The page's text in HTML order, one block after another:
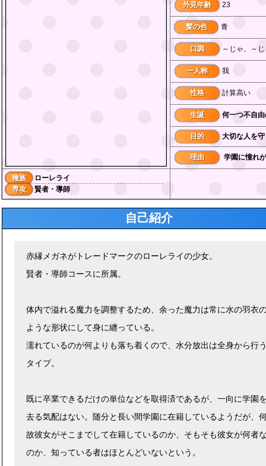
外見年齢 23
髪の色 青
口調 ～じゃ、～
一人称 我
性格 計算高い
生誕 何一つ不自
目的 大切な人を
理由 学園に憧れ
種族
ローレライ
専攻
賢者・導師
自己紹介
赤縁メガネがトレードマークのローレライの少女。
賢者・導師コースに所属。
体内で溢れる魔力を調整するため、余った魔力は常に水の羽衣
ような形状にして身に纏っている。
濡れているのが何よりも落ち着くので、水分放出は全身から行
タイプ。
既に卒業できるだけの単位などを取得済であるが、一向に学園
去る気配はない。随分と長い間学園に在籍しているようだが、
故彼女がそこまでして在籍しているのか、そもそも彼女が何者
のか、知っている者はほとんどいないという。